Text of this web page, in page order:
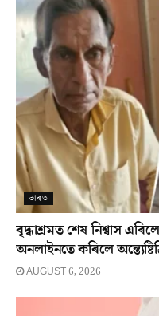
ভাৰত
বৃদ্ধাশ্ৰমত শেষ নিশ্বাস
অনলাইনতে কৰিলে
AUGUST 6, 2026